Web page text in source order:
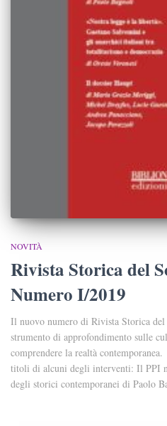
NOVITÀ
Rivista Storica del
Numero I/2019
Il nuovo numero di Rivista Storica
strumento di approfondimento sulle
comprendere la realtà
titoli di alcuni degli interventi: Il PPI
degli storici contemporanei di Paolo